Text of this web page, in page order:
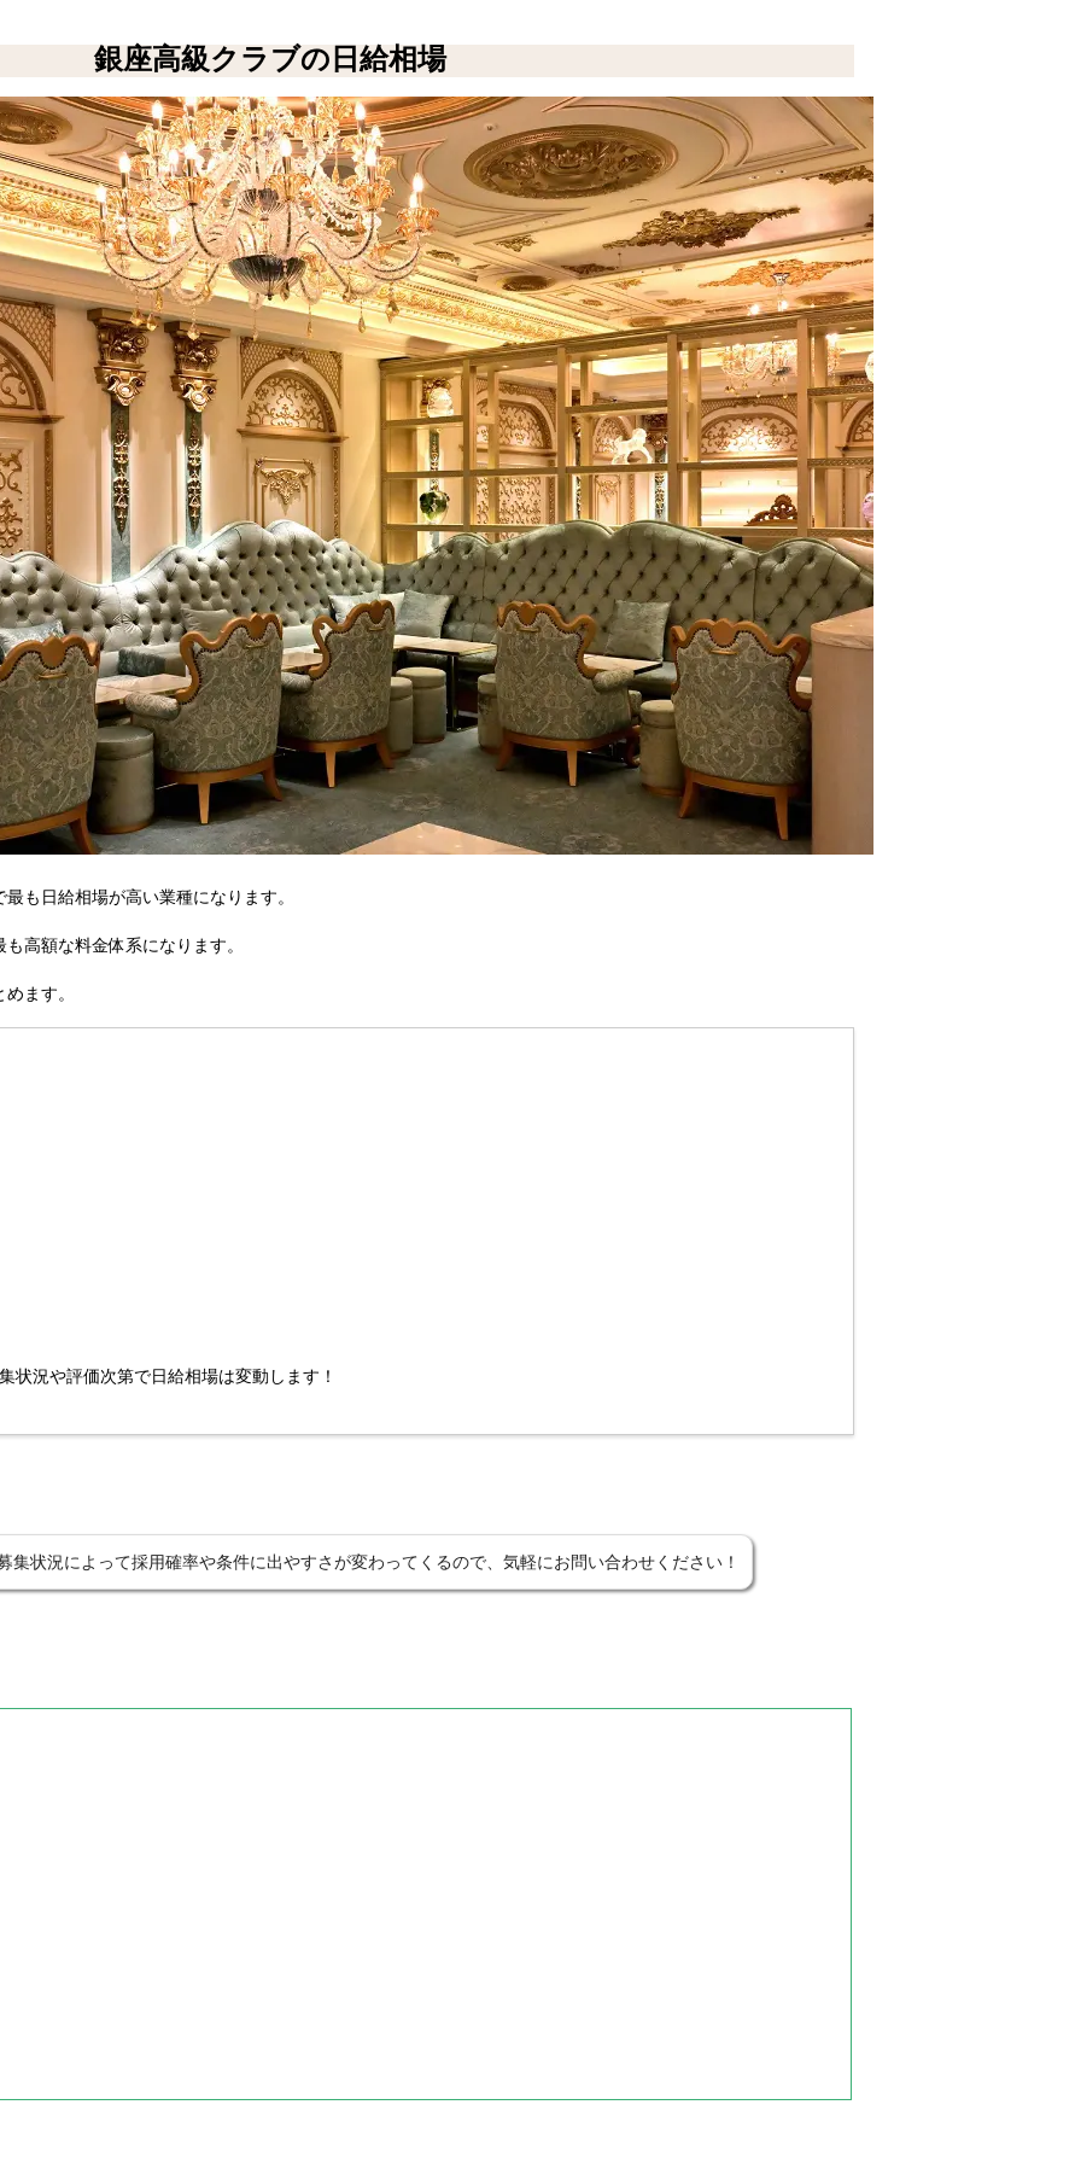
銀座高級クラブの日給相場
も日給相場が高い業種になります。
高額な料金体系になります。
ます。
況や評価次第で日給相場は変動します！
集状況によって採用確率や条件に出やすさが変わってくるので、気軽にお問い合わせください！